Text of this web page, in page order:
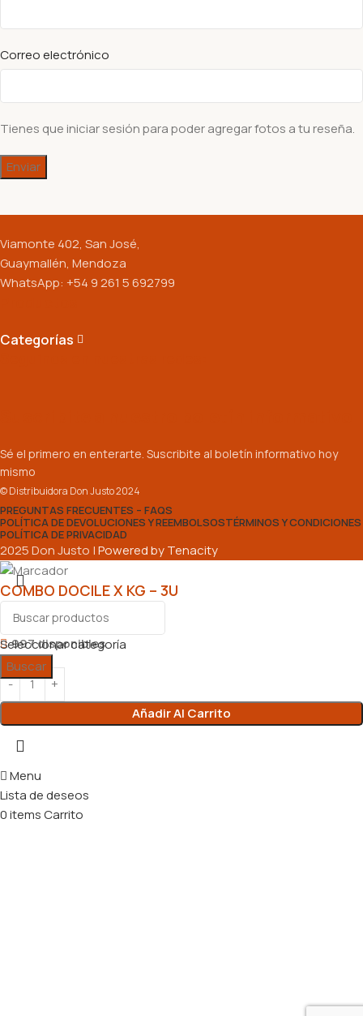
Correo electrónico
Tienes que iniciar sesión para poder agregar fotos a tu reseña.
Viamonte 402, San José,
Guaymallén, Mendoza
WhatsApp: +54 9 261 5 692799
Categorías
Sé el primero en enterarte. Suscribite al boletín informativo hoy
mismo
© Distribuidora Don Justo 2024
PREGUNTAS FRECUENTES – FAQS
POLÍTICA DE DEVOLUCIONES Y REEMBOLSOSTÉRMINOS Y CONDICIONES
POLÍTICA DE PRIVACIDAD
2025 Don Justo |Powered by Tenacity
Seleccionar categoría
Buscar
COMBO DOCILE X KG – 3U
30.350,00
997 disponibles
Añadir Al Carrito
Menu
Lista de deseos
0itemsCarrito